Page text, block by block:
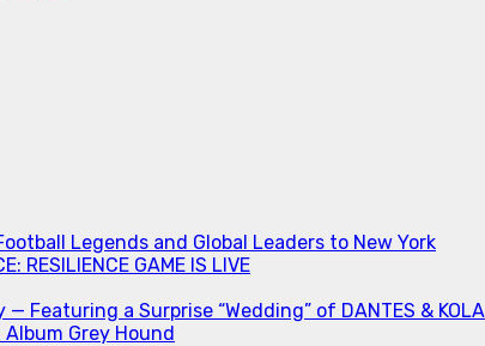
Legends and Global Leaders to New York
RESILIENCE GAME IS LIVE
Featuring a Surprise “Wedding” of DANTES & KOLA
Album Grey Hound